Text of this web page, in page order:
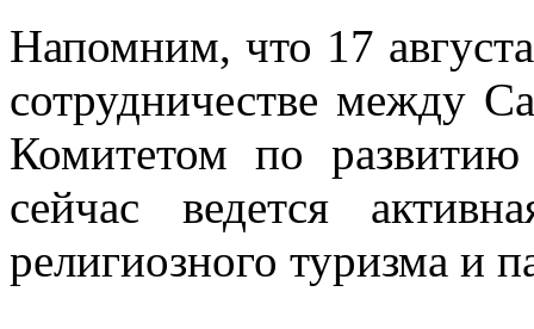
Напомним, что 17
сотрудничестве между
Комитетом по
сейчас ведется
религиозного туризма и